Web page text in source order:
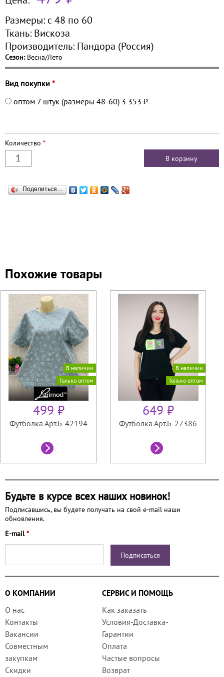
Размеры: с 48 по 60
Ткань: Вискоза
Производитель: Пандора (Россия)
Сезон: Весна/Лето
Вид покупки *
оптом 7 штук (размеры 48-60) 3 353 ₽
Количество *
Поделиться…
Похожие товары
В наличии
Только оптом
499 ₽
Футболка Арт.Б-42194
В наличии
Только оптом
649 ₽
Футболка Арт.Б-27386
Будьте в курсе всех наших новинок!
Подписавшись, вы будете получать на свой e-mail наши
обновления.
E-mail*
О КОМПАНИИ
СЕРВИС И ПОМОЩЬ
О нас
Контакты
Вакансии
Совместным
закупкам
Скидки
Как заказать
Условия-Доставка-
Гарантии
Оплата
Частые вопросы
Возврат